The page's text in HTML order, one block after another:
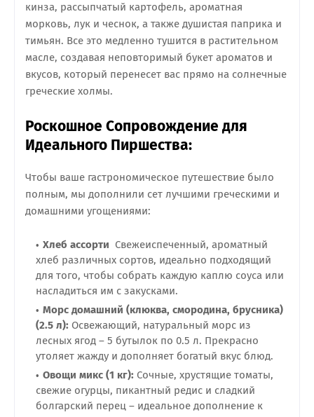
кинза, рассыпчатый картофель, ароматная
морковь, лук и чеснок, а также душистая паприка и
тимьян. Все это медленно тушится в растительном
масле, создавая неповторимый букет ароматов и
вкусов, который перенесет вас прямо на солнечные
греческие холмы.
Роскошное Сопровождение для
Идеального Пиршества:
Чтобы ваше гастрономическое путешествие было
полным, мы дополнили сет лучшими греческими и
домашними угощениями:
Хлеб ассорти Свежеиспеченный, ароматный
хлеб различных сортов, идеально подходящий
для того, чтобы собрать каждую каплю соуса или
насладиться им с закусками.
Морс домашний (клюква, смородина, брусника)
(2.5 л): Освежающий, натуральный морс из
лесных ягод – 5 бутылок по 0.5 л. Прекрасно
утоляет жажду и дополняет богатый вкус блюд.
Овощи микс (1 кг): Сочные, хрустящие томаты,
свежие огурцы, пикантный редис и сладкий
болгарский перец – идеальное дополнение к